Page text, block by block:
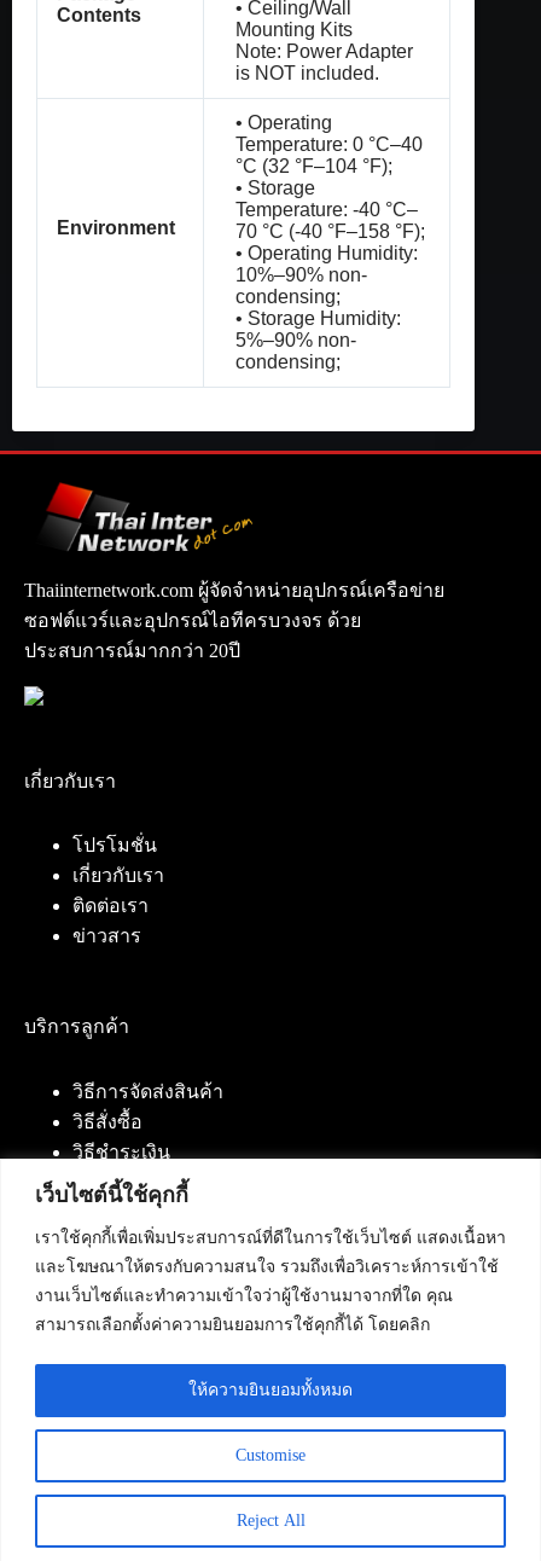
เว็บไซต์นี้ใช้คุกกี้
เราใช้คุกกี้เพื่อเพิ่มประสบการณ์ที่ดีในการใช้เว็บไซต์ แสดงเนื้อหา
และโฆษณาให้ตรงกับความสนใจ รวมถึงเพื่อวิเคราะห์การเข้าใช้
งานเว็บไซต์และทำความเข้าใจว่าผู้ใช้งานมาจากที่ใด คุณ
สามารถเลือกตั้งค่าความยินยอมการใช้คุกกี้ได้ โดยคลิก
Customise
Reject All
ให้ความยินยอมทั้งหมด
Contents
• Ceiling/Wall
Mounting Kits
Note: Power Adapter
is NOT included.
Environment
• Operating
Temperature: 0 °C–40
°C (32 °F–104 °F);
• Storage
Temperature: -40 °C–
70 °C (-40 °F–158 °F);
• Operating Humidity:
10%–90% non-
condensing;
• Storage Humidity:
5%–90% non-
condensing;
Thaiinternetwork.com ผู้จัดจำหน่ายอุปกรณ์เครือข่าย
ซอฟต์แวร์และอุปกรณ์ไอทีครบวงจร ด้วย
ประสบการณ์มากกว่า 20ปี
เกี่ยวกับเรา
โปรโมชั่น
เกี่ยวกับเรา
ติดต่อเรา
ข่าวสาร
บริการลูกค้า
วิธีการจัดส่งสินค้า
วิธีสั่งซื้อ
วิธีชำระเงิน
ติดต่อเรา
บริษัท เน็ทฟิวชั่น คอมมิวนิเคชั่น จำกัด 420/94 ถนน
นัมเบอร์วัน-ราม 2 แขวงดอกไม้, เขตประเวศ
กรุงเทพมหานคร 10250
โทรศัพท์ :084-553-4055,086-309-5259,
Copyright © 2026 - Netfusion Communication Co., Ltd. All